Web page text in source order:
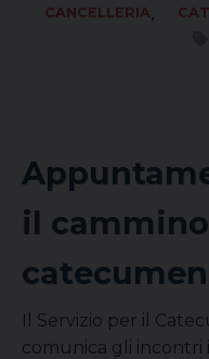
CANCELLERIA,
il
Il Servizio per il
comunica gli